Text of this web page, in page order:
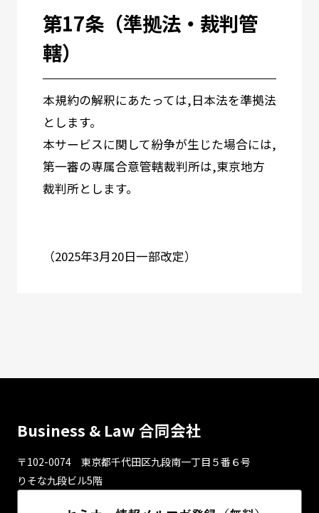
第17条（準拠法・裁判管
轄）
本規約の解釈にあたっては,日本法を準拠法
とします。
本サービスに関して紛争が生じた場合には,
第一審の専属合意管轄裁判所は,東京地方
裁判所とします。
（2025年3月20日一部改定）
Business & Law 合同会社
〒102-0074 東京都千代⽥区九段南⼀丁⽬５番６号
りそな九段ビル5階